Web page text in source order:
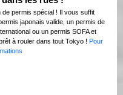
de permis spécial ! Il vous suffit
japonais valide, un permis de
ou un permis SOFA et
à rouler dans tout Tokyo ! Pour